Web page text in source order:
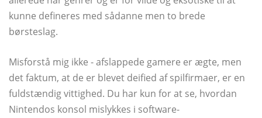
kunne defineres med sådanne men to brede
børsteslag.
Misforstå mig ikke - afslappede gamere er ægte, men
det faktum, at de er blevet deified af spilfirmaer, er en
fuldstændig vittighed. Du har kun for at se, hvordan
Nintendos konsol mislykkes i software-